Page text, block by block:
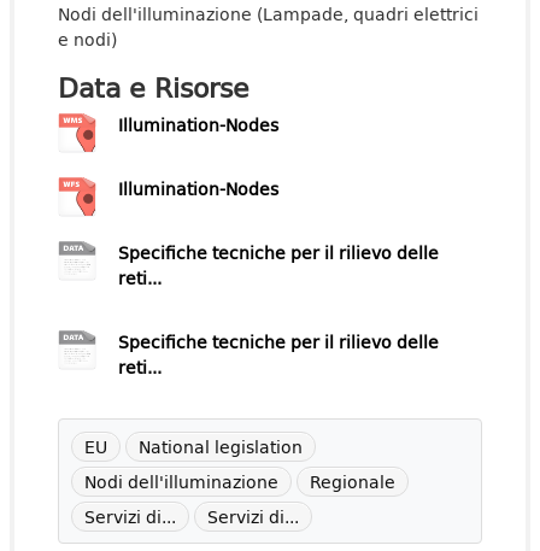
Nodi dell'illuminazione (Lampade, quadri elettrici
e nodi)
Data e Risorse
Illumination-Nodes
Illumination-Nodes
Specifiche tecniche per il rilievo delle
reti...
Specifiche tecniche per il rilievo delle
reti...
EU
National legislation
Nodi dell'illuminazione
Regionale
Servizi di...
Servizi di...